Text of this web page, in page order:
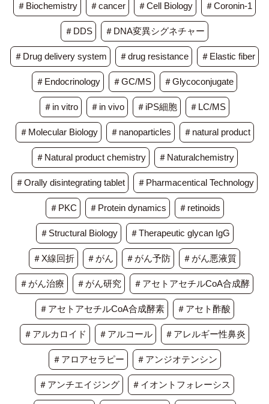
＃Biochemistry ＃cancer ＃Cell Biology ＃Coronin-1
＃DDS ＃DNA変異シグネチャー
＃Drug delivery system ＃drug resistance ＃Elastic fiber
＃Endocrinology ＃GC/MS ＃Glycoconjugate
＃in vitro ＃in vivo ＃iPS細胞 ＃LC/MS
＃Molecular Biology ＃nanoparticles ＃natural product
＃Natural product chemistry ＃Naturalchemistry
＃Orally disintegrating tablet ＃Pharmacentical Technology
＃PKC ＃Protein dynamics ＃retinoids
＃Structural Biology ＃Therapeutic glycan IgG
＃X線回折 ＃がん ＃がん予防 ＃がん悪液質
＃がん治療 ＃がん研究 ＃アセトアセチルCoA合成酵
＃アセトアセチルCoA合成酵素 ＃アセト酢酸
＃アルカロイド ＃アルコール ＃アレルギー性鼻炎
＃アロアセラピー ＃アンジオテンシン
＃アンチエイジング ＃イオントフォレーシス